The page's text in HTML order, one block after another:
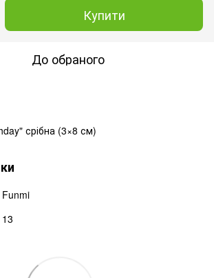
Купити
До обраного
срібна (3×8 см)
Funmi
13